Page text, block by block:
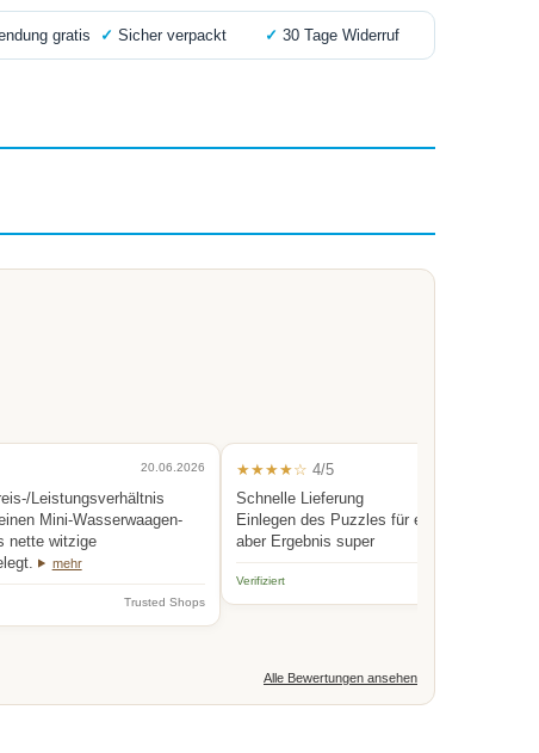
gratis ✓ Sicher verpackt ✓ 30 Tage Widerruf
20.06.2026
Leistungsverhältnis
Mini-Wasserwaagen-
nette witzige
mehr
Trusted Shops
★★★★☆ 4/5
Schnelle Lieferung
Einlegen des Puzzles für eine Person
aber Ergebnis super
Verifiziert
Alle Bewertungen ansehen